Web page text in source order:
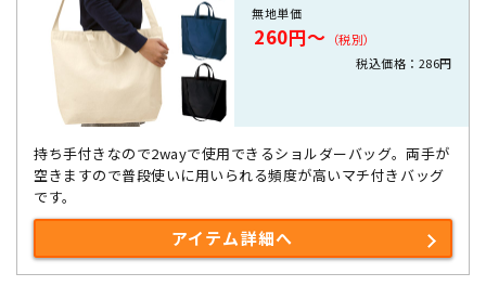
無地単価
260円～
（税別）
税込価格：286円
持ち手付きなので2wayで使用できるショルダーバッグ。両手が
空きますので普段使いに用いられる頻度が高いマチ付きバッグ
です。
アイテム詳細へ